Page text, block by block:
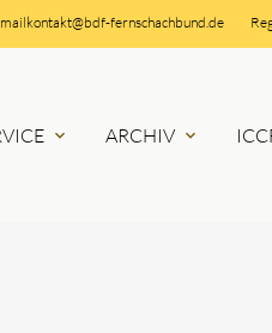
mailkontakt@bdf-fernschachbund.de
expand_more ARCHIV expand_more